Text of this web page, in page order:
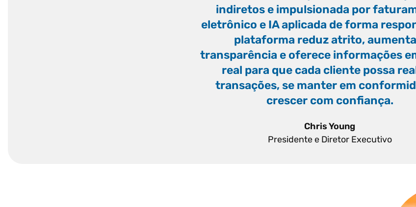
indiretos e impulsionada por
eletrônico e IA aplicada de forma
plataforma reduz atrito,
transparência e oferece informações
real para que cada cliente possa
transações, se manter em
crescer com confiança.
Chris Young
Presidente e Diretor Executivo